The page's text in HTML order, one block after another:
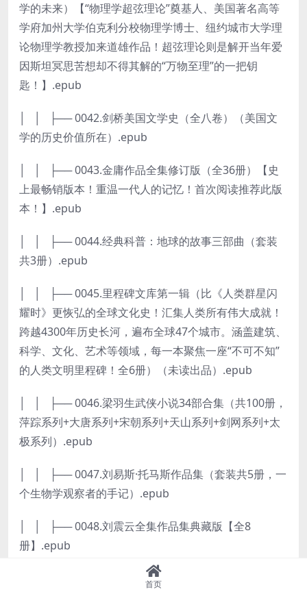
学的未来）【“物理学超弦理论”奠基人、美国著名高等
学府加州大学伯克利分校物理学博士、纽约城市大学理
论物理学教授加来道雄作品！超弦理论则是解开当年爱
因斯坦冥思苦想却不得其解的“万物至理”的一把钥
匙！】.epub
│ │ ├── 0042.剑桥美国文学史（全八卷）（美国文
学的历史价值所在）.epub
│ │ ├── 0043.金庸作品全集修订版（全36册）【史
上最畅销版本！重温一代人的记忆！首次阅读推荐此版
本！】.epub
│ │ ├── 0044.经典科普：地球的故事三部曲（套装
共3册）.epub
│ │ ├── 0045.里程碑文库第一辑（比《人类群星闪
耀时》更恢弘的全球文化史！汇集人类所有伟大成就！
跨越4300年历史长河，遍布全球47个城市。涵盖建筑、
科学、文化、艺术等领域，每一本聚焦一座“不可不知”
的人类文明里程碑！全6册）（未读出品）.epub
│ │ ├── 0046.梁羽生武侠小说34部合集（共100册，
萍踪系列+大唐系列+宋朝系列+天山系列+剑网系列+太
极系列）.epub
│ │ ├── 0047.刘易斯·托马斯作品集（套装共5册，一
个生物学观察者的手记）.epub
│ │ ├── 0048.刘震云全集作品集典藏版【全8
册】.epub
│ │ ├── 0049.鲁迅文学诗歌奖第一人：啸天说诗
首页